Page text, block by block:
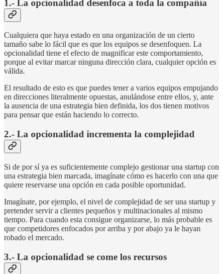
1.- La opcionalidad desenfoca a toda la compañía
Cualquiera que haya estado en una organización de un cierto
tamaño sabe lo fácil que es que los equipos se desenfoquen. La
opcionalidad tiene el efecto de magnificar este comportamiento,
porque al evitar marcar ninguna dirección clara, cualquier opción es
válida.
El resultado de esto es que puedes tener a varios equipos empujando
en direcciones literalmente opuestas, anulándose entre ellos, y, ante
la ausencia de una estrategia bien definida, los dos tienen motivos
para pensar que están haciendo lo correcto.
2.- La opcionalidad incrementa la complejidad
Si de por sí ya es suficientemente complejo gestionar una startup con
una estrategia bien marcada, imagínate cómo es hacerlo con una que
quiere reservarse una opción en cada posible oportunidad.
Imagínate, por ejemplo, el nivel de complejidad de ser una startup y
pretender servir a clientes pequeños y multinacionales al mismo
tiempo. Para cuando esta consigue organizarse, lo más probable es
que competidores enfocados por arriba y por abajo ya le hayan
robado el mercado.
3.- La opcionalidad se come los recursos